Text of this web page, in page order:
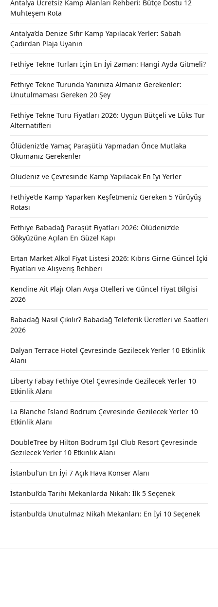
Antalya Ücretsiz Kamp Alanları Rehberi: Bütçe Dostu 12
Muhteşem Rota
Antalya’da Denize Sıfır Kamp Yapılacak Yerler: Sabah
Çadırdan Plaja Uyanın
Fethiye Tekne Turları İçin En İyi Zaman: Hangi Ayda Gitmeli?
Fethiye Tekne Turunda Yanınıza Almanız Gerekenler:
Unutulmaması Gereken 20 Şey
Fethiye Tekne Turu Fiyatları 2026: Uygun Bütçeli ve Lüks Tur
Alternatifleri
Ölüdeniz’de Yamaç Paraşütü Yapmadan Önce Mutlaka
Okumanız Gerekenler
Ölüdeniz ve Çevresinde Kamp Yapılacak En İyi Yerler
Fethiye’de Kamp Yaparken Keşfetmeniz Gereken 5 Yürüyüş
Rotası
Fethiye Babadağ Paraşüt Fiyatları 2026: Ölüdeniz’de
Gökyüzüne Açılan En Güzel Kapı
Ertan Market Alkol Fiyat Listesi 2026: Kıbrıs Girne Güncel İçki
Fiyatları ve Alışveriş Rehberi
Kendine Ait Plajı Olan Avşa Otelleri ve Güncel Fiyat Bilgisi
2026
Babadağ Nasıl Çıkılır? Babadağ Teleferik Ücretleri ve Saatleri
2026
Dalyan Terrace Hotel Çevresinde Gezilecek Yerler 10 Etkinlik
Alanı
Liberty Fabay Fethiye Otel Çevresinde Gezilecek Yerler 10
Etkinlik Alanı
La Blanche Island Bodrum Çevresinde Gezilecek Yerler 10
Etkinlik Alanı
DoubleTree by Hilton Bodrum Işıl Club Resort Çevresinde
Gezilecek Yerler 10 Etkinlik Alanı
İstanbul’un En İyi 7 Açık Hava Konser Alanı
İstanbul’da Tarihi Mekanlarda Nikah: İlk 5 Seçenek
İstanbul’da Unutulmaz Nikah Mekanları: En İyi 10 Seçenek